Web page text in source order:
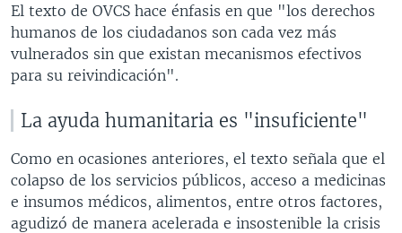
El texto de OVCS hace énfasis en que "los derechos
humanos de los ciudadanos son cada vez más
vulnerados sin que existan mecanismos efectivos
para su reivindicación".
La ayuda humanitaria es "insuficiente"
Como en ocasiones anteriores, el texto señala que el
colapso de los servicios públicos, acceso a medicinas
e insumos médicos, alimentos, entre otros factores,
agudizó de manera acelerada e insostenible la crisis